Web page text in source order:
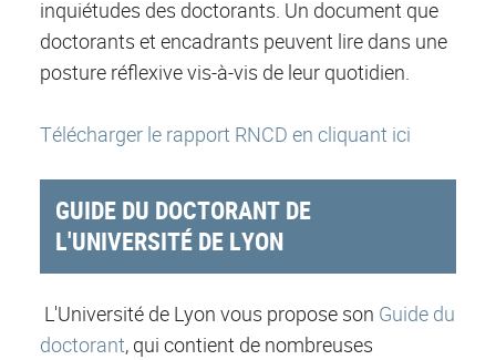
inquiétudes des doctorants. Un document que
doctorants et encadrants peuvent lire dans une
posture réflexive vis-à-vis de leur quotidien.
Télécharger le rapport RNCD en cliquant ici
GUIDE DU DOCTORANT DE
L'UNIVERSITÉ DE LYON
L'Université de Lyon vous propose son Guide du
doctorant, qui contient de nombreuses